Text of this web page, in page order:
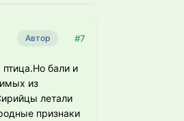
Автор #7
бали и
из
летали
признаки